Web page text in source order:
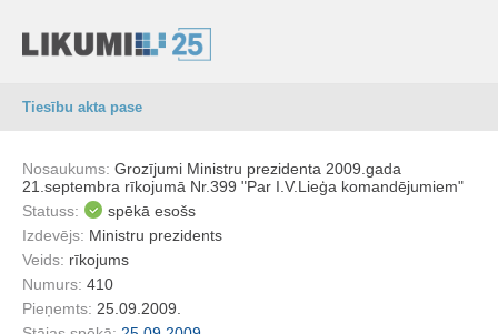
Tiesību akta pase
Nosaukums: Grozījumi Ministru prezidenta 2009.gada
21.septembra rīkojumā Nr.399 "Par I.V.Lieģa komandējumiem"
Statuss:
spēkā esošs
Izdevējs: Ministru prezidents
Veids: rīkojums
Numurs: 410
Pieņemts: 25.09.2009.